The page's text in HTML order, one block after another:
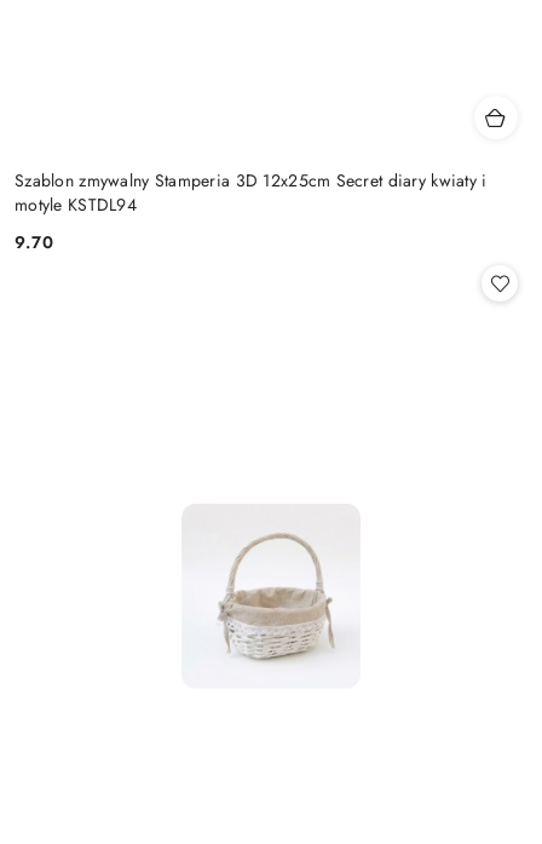
Szablon zmywalny Stamperia 3D 12x25cm Secret diary kwiaty i
motyle KSTDL94
Cena:
9.70